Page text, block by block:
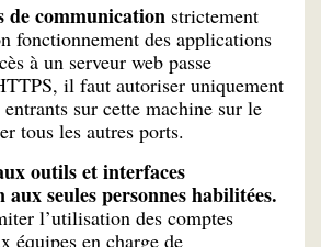
communication strictement
fonctionnement des applications
à un serveur web passe
il faut autoriser uniquement
sur cette machine sur le
tous les autres ports.
outils et interfaces
seules personnes habilitées.
l’utilisation des comptes
équipes en charge de